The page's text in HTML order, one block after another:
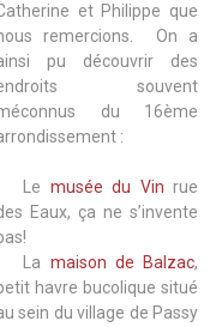
et Philippe que
remercions. On a
pu découvrir des
souvent
du 16ème
:
Le musée du Vin rue
Eaux, ça ne s’invente
La maison de Balzac,
havre bucolique situé
sein du village de Passy